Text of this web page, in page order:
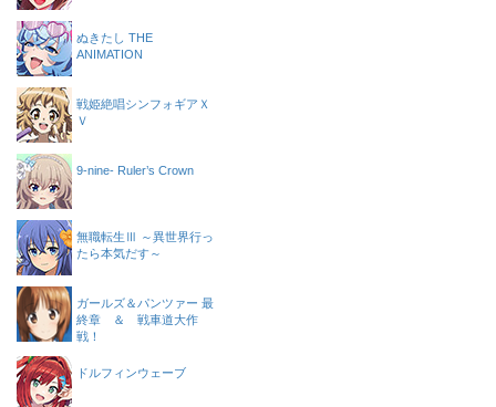
ぬきたし THE
ANIMATION
戦姫絶唱シンフォギアＸ
Ｖ
9-nine- Ruler’s Crown
無職転生Ⅲ ～異世界行っ
たら本気だす～
ガールズ＆パンツァー 最
終章 ＆ 戦車道大作
戦！
ドルフィンウェーブ